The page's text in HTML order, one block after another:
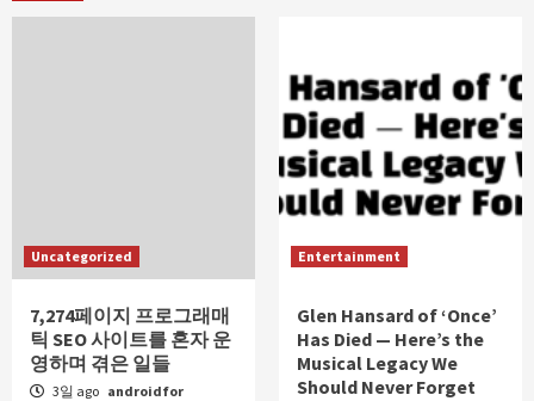
Uncategorized
7,274페이지 프로그래매
틱 SEO 사이트를 혼자 운
영하며 겪은 일들
3일 ago androidfor
Entertainment
Glen Hansard of ‘Once’
Has Died — Here’s the
Musical Legacy We
Should Never Forget